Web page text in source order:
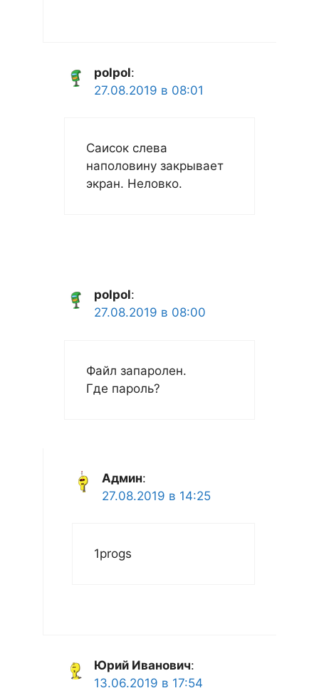
polpol:
27.08.2019 в 08:01
Саисок слева
наполовину закрывает
экран. Неловко.
polpol:
27.08.2019 в 08:00
Файл запаролен.
Где пароль?
Админ:
27.08.2019 в 14:25
1progs
Юрий Иванович:
13.06.2019 в 17:54